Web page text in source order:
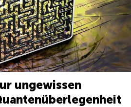
ungewissen